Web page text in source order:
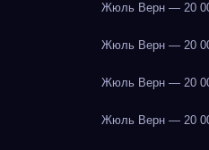
Жюль Верн — 20
Жюль Верн — 20
Жюль Верн — 20
Жюль Верн — 20